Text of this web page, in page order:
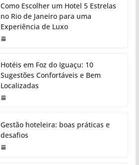
Como Escolher um Hotel 5 Estrelas
no Rio de Janeiro para uma
Experiência de Luxo
Hotéis em Foz do Iguaçu: 10
Sugestões Confortáveis e Bem
Localizadas
Gestão hoteleira: boas práticas e
desafios